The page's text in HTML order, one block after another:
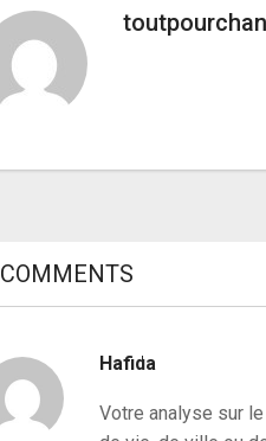
COMMENTS
Hafida
Votre analyse sur